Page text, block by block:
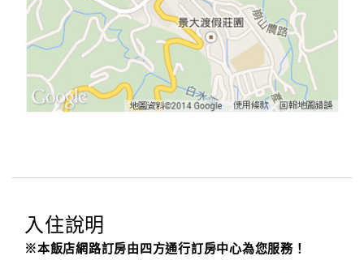
入住說明
※本飯店網路訂房由四方通行訂房中心為您服務！